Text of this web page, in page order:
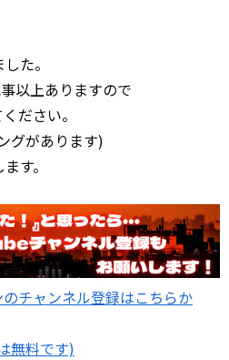
た。
以上ありますので
ださい。
グがあります)
す。
チャンネル登録はこちらか
無料です)